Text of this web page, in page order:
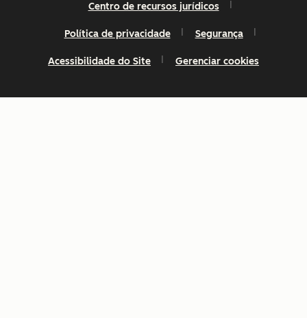
Centro de recursos jurídicos
Política de privacidade Segurança
Acessibilidade do Site Gerenciar cookies